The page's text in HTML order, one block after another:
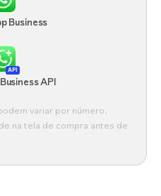
Business
API
API
variar por número.
na tela de compra antes de